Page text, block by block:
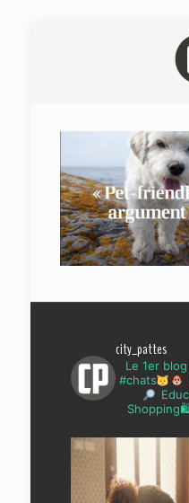
city_pattes
Le 1er
#chats